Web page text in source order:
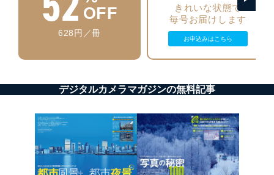
個人データを取り扱うことのできる機器及び当該
機器を取り扱う従業者を明確化し、 個人データへ
の不要なアクセスを防止しています。
ベース等を取り扱う情報システムを使用する従業
外部からの不正アクセス等の防止
個人データを取り扱う機器等のオペレーティング
システムを最新の状態に保持しています。
個人データを取り扱う機器等にセキュリティ対策
ソフトウェア等を導入し、自動更新 機能等の活用
OFF
628円／冊
きれいな状態で
毎号お届けします
お申込みはこちら
デジタルカメラマガジンの無料記事